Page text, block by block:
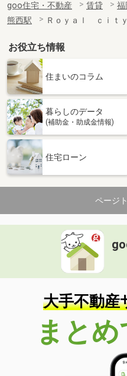
goo住宅・不動産 賃貸 福
熊西駅
Ｒｏｙａｌ ｃｉｔ
お役立ち情報
住まいのコラム
暮らしのデータ
(補助金・助成金情報)
住宅ローン
ページ
大手不動産
まとめ